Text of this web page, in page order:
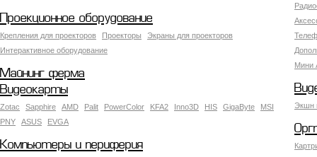
Мини
Проекционное оборудование
Крепления для проекторов Проекторы
Экраны для проекторов
Интерактивное оборудование
Майнинг ферма
Экшн
Видеокарты
Zotac Sapphire AMD Palit PowerColor KFA2 Inno3D HIS GigaByte
MSI
PNY
ASUS EVGA
Компьютеры и периферия